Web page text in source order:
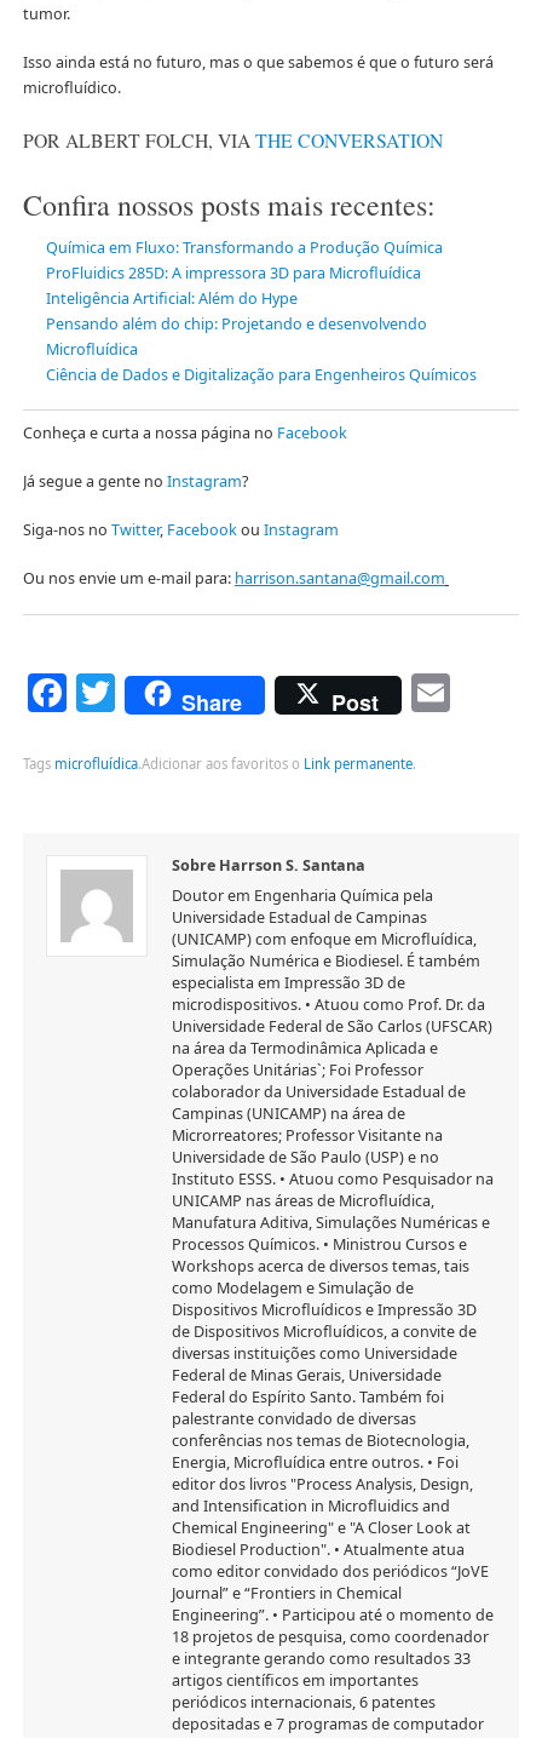
tumor.
Isso ainda está no futuro, mas o que sabemos é que o futuro será
microfluídico.
POR ALBERT FOLCH, VIA THE CONVERSATION
Confira nossos posts mais recentes:
Química em Fluxo: Transformando a Produção Química
ProFluidics 285D: A impressora 3D para Microfluídica
Inteligência Artificial: Além do Hype
Pensando além do chip: Projetando e desenvolvendo
Microfluídica
Ciência de Dados e Digitalização para Engenheiros Químicos
Conheça e curta a nossa página no Facebook
Já segue a gente no Instagram?
Siga-nos no Twitter, Facebookou Instagram
Ou nos envie um e-mail para: harrison.santana@gmail.com
Facebook
Twitter
Share Post
Tags microfluídica.Adicionar aos favoritos o Link permanente.
Sobre Harrson S. Santana
Doutor em Engenharia Química pela
Universidade Estadual de Campinas
(UNICAMP) com enfoque em Microfluídica,
Simulação Numérica e Biodiesel. É também
especialista em Impressão 3D de
microdispositivos. • Atuou como Prof. Dr. da
Universidade Federal de São Carlos (UFSCAR)
na área da Termodinâmica Aplicada e
Operações Unitárias`; Foi Professor
colaborador da Universidade Estadual de
Campinas (UNICAMP) na área de
Microrreatores; Professor Visitante na
Universidade de São Paulo (USP) e no
Instituto ESSS. • Atuou como Pesquisador na
UNICAMP nas áreas de Microfluídica,
Manufatura Aditiva, Simulações Numéricas e
Processos Químicos. • Ministrou Cursos e
Workshops acerca de diversos temas, tais
como Modelagem e Simulação de
Dispositivos Microfluídicos e Impressão 3D
de Dispositivos Microfluídicos, a convite de
diversas instituições como Universidade
Federal de Minas Gerais, Universidade
Federal do Espírito Santo. Também foi
palestrante convidado de diversas
conferências nos temas de Biotecnologia,
Energia, Microfluídica entre outros. • Foi
editor dos livros "Process Analysis, Design,
and Intensification in Microfluidics and
Chemical Engineering" e "A Closer Look at
Biodiesel Production". • Atualmente atua
como editor convidado dos periódicos “JoVE
Journal” e “Frontiers in Chemical
Engineering”. • Participou até o momento de
18 projetos de pesquisa, como coordenador
e integrante gerando como resultados 33
artigos científicos em importantes
periódicos internacionais, 6 patentes
depositadas e 7 programas de computador